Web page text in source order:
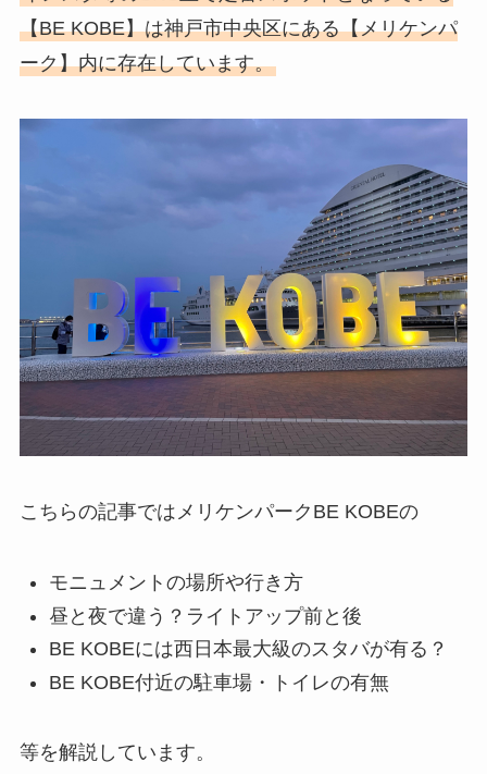
【BE KOBE】は神戸市中央区にある【メリケンパ
ーク】内に存在しています。
こちらの記事ではメリケンパークBE KOBEの
モニュメントの場所や行き方
昼と夜で違う？ライトアップ前と後
BE KOBEには西日本最大級のスタバが有る？
BE KOBE付近の駐車場・トイレの有無
等を解説しています。